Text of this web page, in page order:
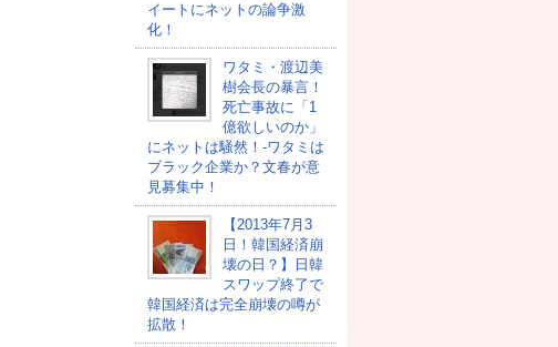
イートにネットの論争激
化！
ワタミ・渡辺美
樹会長の暴言！
死亡事故に「1
億欲しいのか」
にネットは騒然！-ワタミは
ブラック企業か？文春が意
見募集中！
【2013年7月3
日！韓国経済崩
壊の日？】日韓
スワップ終了で
韓国経済は完全崩壊の噂が
拡散！